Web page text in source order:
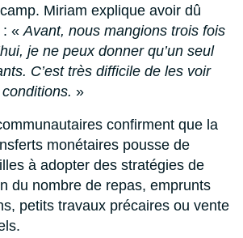
Miriam explique avoir dû
: « Avant, nous mangions trois fois
je ne peux donner qu’un seul
C’est très difficile de les voir
»
confirment que la
monétaires pousse de
à adopter des stratégies de
du nombre de repas, emprunts
petits travaux précaires ou vente